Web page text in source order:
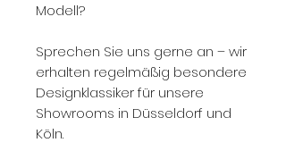
Modell?
Sprechen Sie uns gerne an – wir
erhalten regelmäßig besondere
Designklassiker für unsere
Showrooms in Düsseldorf und
Köln.